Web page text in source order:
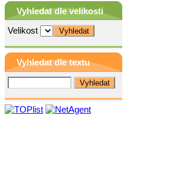
Vyhledat dle velikosti
Velikost
Vyhledat dle textu